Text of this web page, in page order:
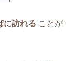
に訪れる ことが